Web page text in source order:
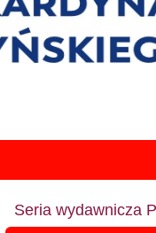
Seria wydawnicza